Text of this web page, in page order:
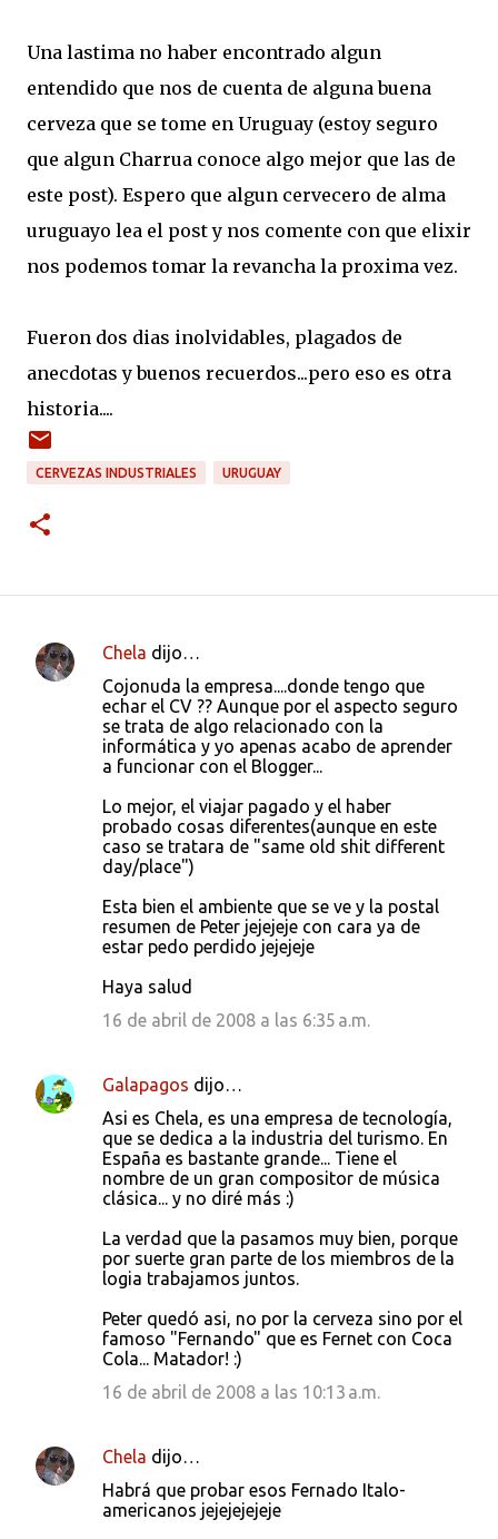
Una lastima no haber encontrado algun
entendido que nos de cuenta de alguna buena
cerveza que se tome en Uruguay (estoy seguro
que algun Charrua conoce algo mejor que las de
este post). Espero que algun cervecero de alma
uruguayo lea el post y nos comente con que elixir
nos podemos tomar la revancha la proxima vez.
Fueron dos dias inolvidables, plagados de
anecdotas y buenos recuerdos...pero eso es otra
historia....
CERVEZAS INDUSTRIALES URUGUAY
C
Chela dijo…
Cojonuda la empresa....donde tengo que
echar el CV ?? Aunque por el aspecto seguro
se trata de algo relacionado con la
informática y yo apenas acabo de aprender
a funcionar con el Blogger...
Lo mejor, el viajar pagado y el haber
probado cosas diferentes(aunque en este
caso se tratara de "same old shit different
day/place")
Esta bien el ambiente que se ve y la postal
resumen de Peter jejejeje con cara ya de
estar pedo perdido jejejeje
Haya salud
16 de abril de 2008 a las 6:35 a.m.
Galapagos dijo…
Asi es Chela, es una empresa de tecnología,
que se dedica a la industria del turismo. En
España es bastante grande... Tiene el
nombre de un gran compositor de música
clásica... y no diré más :)
La verdad que la pasamos muy bien, porque
por suerte gran parte de los miembros de la
logia trabajamos juntos.
Peter quedó asi, no por la cerveza sino por el
famoso "Fernando" que es Fernet con Coca
Cola... Matador! :)
16 de abril de 2008 a las 10:13 a.m.
Chela dijo…
Habrá que probar esos Fernado Italo-
americanos jejejejejeje